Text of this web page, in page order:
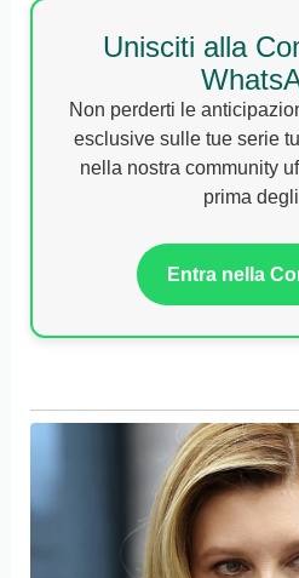
Unisciti alla
Non perderti le
esclusive sulle tue serie
nella nostra community
prima
Entra nella